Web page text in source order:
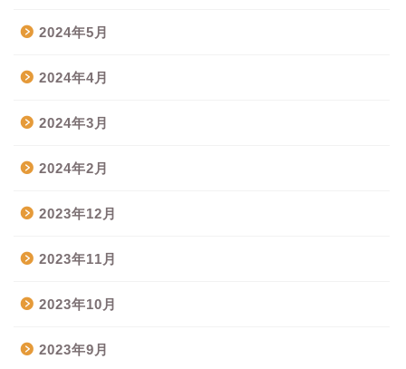
2024年5月
2024年4月
2024年3月
2024年2月
2023年12月
2023年11月
2023年10月
2023年9月